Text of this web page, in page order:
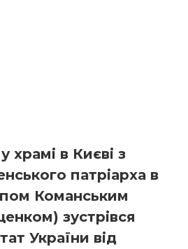
храмі в Києві з
патріарха в
Команським
зустрівся
України від